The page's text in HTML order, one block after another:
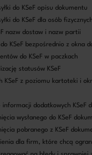
do KSeF opisu dokumentu
do KSeF dla osób fizycznych
nazw dostaw i nazw partii
KSeF bezpośrednio z okna
do KSeF w paczkach
statusów KSeF
KSeF z poziomu kartoteki i
informacji dodatkowych KSeF
wysłanego do KSeF
pobranego z KSeF
dla firm, które chcą